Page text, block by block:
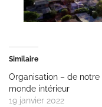
Similaire
Organisation – de notre
monde intérieur
19 janvier 2022